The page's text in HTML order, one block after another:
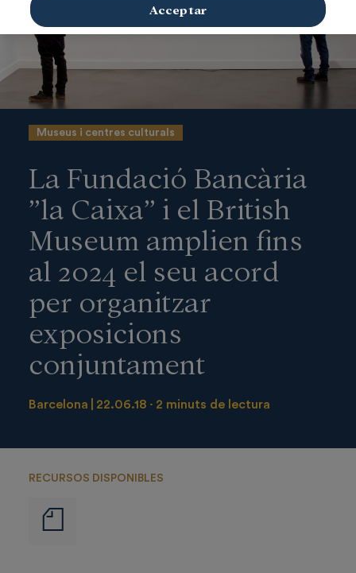
Museus i centres culturals
La Fundació Bancària
”la Caixa” i el British
Museum amplien fins
al 2024 el seu acord
per organitzar
exposicions
conjuntament
Barcelona 22.06.18 2 minuts de lectura
RECURSOS DISPONIBLES
de
Acceptar